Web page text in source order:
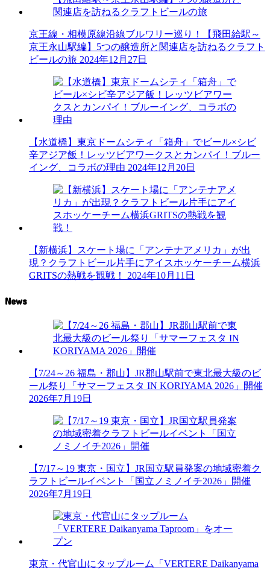
京王線・相模原線沿線ブルワリー巡り！【飛田給駅～
京王永山駅編】5つの醸造所と関連店を訪ねるクラフト
ビールの旅 2024年12月27日
【水道橋】東京ドームシティ「箱舟」でビール×シビ
辛アジア飯！レッツビアワークスとカンパイ！ブルー
イング、コラボの理由 2024年12月20日
【新横浜】スケート場に「アンテナアメリカ」が出
現？クラフトビール片手にアイスホッケーチーム横浜
GRITSの熱戦を観戦！
2024年10月11日
News
【7/24～26 福島・郡山】JR郡山駅前で東北最大級のビ
ール祭り「サマーフェスタ IN KORIYAMA 2026」開催
2026年7月19日
【7/17～19 東京・国立】JR国立駅員発案の地域密着ク
ラフトビールイベント「国立ノミノイチ2026」開催
2026年7月19日
東京・代官山にタップルーム「VERTERE Daikanyama